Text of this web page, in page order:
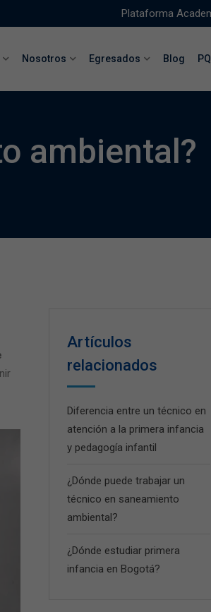
Plataforma
Nosotros Egresados Blog
ambiental?
Artículos
relacionados
Diferencia entre un técnico en
atención a la primera infancia
y pedagogía infantil
¿Dónde puede trabajar un
técnico en saneamiento
ambiental?
¿Dónde estudiar primera
infancia en Bogotá?